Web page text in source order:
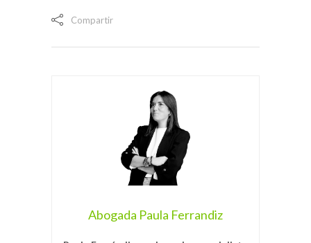
Compartir
Abogada Paula Ferrandiz